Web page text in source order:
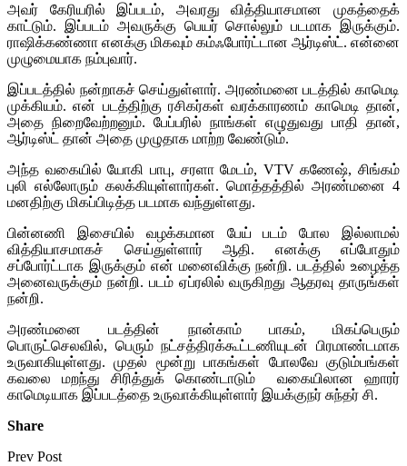
அவர் கேரியரில் இப்படம், அவரது வித்தியாசமான முகத்தைக்
காட்டும். இப்படம் அவருக்கு பெயர் சொல்லும் படமாக இருக்கும்.
ராஷிக்கண்ணா எனக்கு மிகவும் கம்ஃபோர்ட்டான ஆர்டிஸ்ட். என்னை
முழுமையாக நம்புவார்.
இப்படத்தில் நன்றாகச் செய்துள்ளார். அரண்மனை படத்தில் காமெடி
முக்கியம். என் படத்திற்கு ரசிகர்கள் வரக்காரணம் காமெடி தான்,
அதை நிறைவேற்றனும். பேப்பரில் நாங்கள் எழுதுவது பாதி தான்,
ஆர்டிஸ்ட் தான் அதை முழுதாக மாற்ற வேண்டும்.
அந்த வகையில் யோகி பாபு, சரளா மேடம், VTV கணேஷ், சிங்கம்
புலி எல்லோரும் கலக்கியுள்ளார்கள். மொத்தத்தில் அரண்மனை 4
மனதிற்கு மிகப்பிடித்த படமாக வந்துள்ளது.
பின்னணி இசையில் வழக்கமான பேய் படம் போல இல்லாமல்
வித்தியாசமாகச் செய்துள்ளார் ஆதி. எனக்கு எப்போதும்
சப்போர்ட்டாக இருக்கும் என் மனைவிக்கு நன்றி. படத்தில் உழைத்த
அனைவருக்கும் நன்றி. படம் ஏப்ரலில் வருகிறது ஆதரவு தாருங்கள்
நன்றி.
அரண்மனை படத்தின் நான்காம் பாகம், மிகப்பெரும்
பொருட்செலவில், பெரும் நட்சத்திரக்கூட்டணியுடன் பிரமாண்டமாக
உருவாகியுள்ளது. முதல் மூன்று பாகங்கள் போலவே குடும்பங்கள்
கவலை மறந்து சிரித்துக் கொண்டாடும் வகையிலான ஹாரர்
காமெடியாக இப்படத்தை உருவாக்கியுள்ளார் இயக்குநர் சுந்தர் சி.
Share
Prev Post